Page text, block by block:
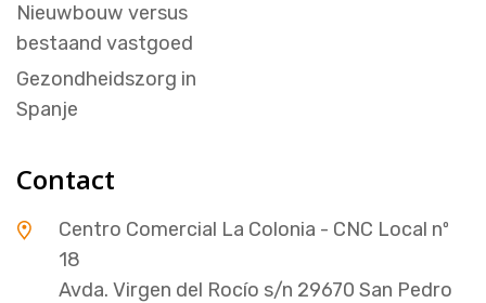
Nieuwbouw versus
bestaand vastgoed
Gezondheidszorg in
Spanje
Contact
Centro Comercial La Colonia - CNC Local nº
18
Avda. Virgen del Rocío s/n 29670 San Pedro